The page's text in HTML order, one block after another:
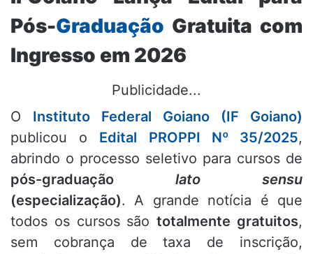
Pós-Graduação Gratuita com
Ingresso em 2026
Publicidade...
O Instituto Federal Goiano (IF Goiano)
publicou o Edital PROPPI Nº 35/2025,
abrindo o processo seletivo para cursos de
pós-graduação lato sensu
(especialização). A grande notícia é que
todos os cursos sãototalmente gratuitos,
sem cobrança de taxa de inscrição,